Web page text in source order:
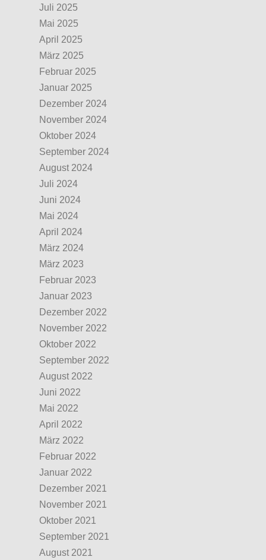
Juli 2025
Mai 2025
April 2025
März 2025
Februar 2025
Januar 2025
Dezember 2024
November 2024
Oktober 2024
September 2024
August 2024
Juli 2024
Juni 2024
Mai 2024
April 2024
März 2024
März 2023
Februar 2023
Januar 2023
Dezember 2022
November 2022
Oktober 2022
September 2022
August 2022
Juni 2022
Mai 2022
April 2022
März 2022
Februar 2022
Januar 2022
Dezember 2021
November 2021
Oktober 2021
September 2021
August 2021